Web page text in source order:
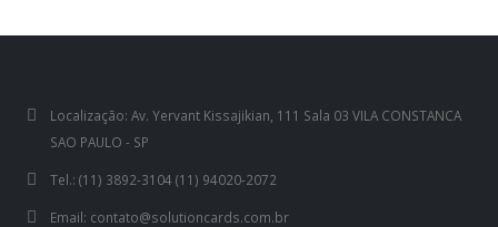
Localização: Av. Yervant Kissajikian, 111 Sala 03 VILA CONSTANCA
SAO PAULO - SP
Tel.: (11) 3892-3104 (11) 94020-2072
Email: contato@solutioncards.com.br